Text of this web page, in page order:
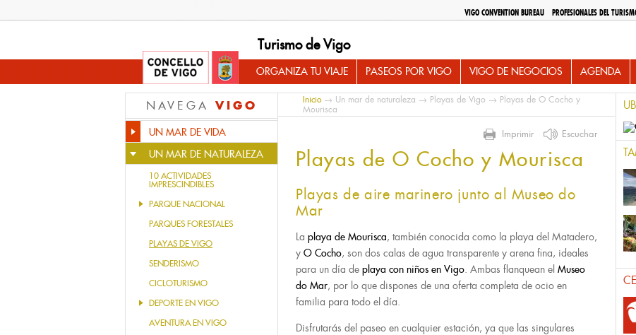
VIGO CONVENTION BUREAU PROFESIONALES DEL
Turismo de Vigo
ORGANIZA TU VIAJE PASEOS POR VIGO VIGO DE NEGOCIOS AGENDA
NAVEGA VIGO
UN MAR DE VIDA
UN MAR DE NATURALEZA
10 ACTIVIDADES
IMPRESCINDIBLES
PARQUE NACIONAL
PARQUES FORESTALES
PLAYAS DE VIGO
SENDERISMO
CICLOTURISMO
DEPORTE EN VIGO
AVENTURA EN VIGO
Inicio→ Un mar de naturaleza → Playas de Vigo → Playas de O Cocho y
Mourisca
Imprimir Escuchar
Playas de O Cocho y Mourisca
Playas de aire marinero junto al Museo do
Mar
La playa de Mourisca, también conocida como la playa del Matadero,
y O Cocho, son dos calas de agua transparente y arena fina, ideales
para un día de playa con niños en Vigo. Ambas flanquean el Museo
do Mar, por lo que dispones de una oferta completa de ocio en
familia para todo el día.
Disfrutarás del paseo en cualquier estación, ya que las singulares